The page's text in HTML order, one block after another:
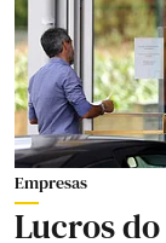
Empresas
Lucros